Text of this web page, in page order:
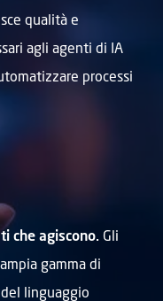
qualità e
agli agenti di IA
processi
che agiscono. Gli
gamma di
linguaggio